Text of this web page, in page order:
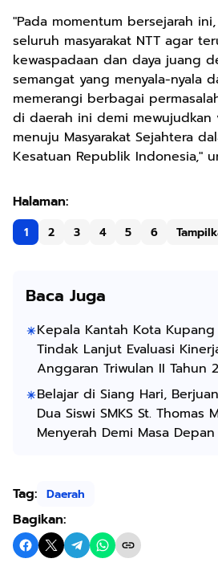
"Pada momentum bersejarah
seluruh masyarakat NTT agar
kewaspadaan dan daya juang
semangat yang menyala-nyala
memerangi berbagai
di daerah ini demi mewujudkan
menuju Masyarakat Sejahtera
Kesatuan Republik Indonesia,"
1 2 3 4 5 6
Baca Juga
Kepala Kantah Kota
Tindak Lanjut Evaluasi
Anggaran Triwulan II Tahun
Belajar di Siang Hari,
Dua Siswi SMKS St. Thomas
Menyerah Demi Masa Depan
Tag: Daerah
Bagikan: